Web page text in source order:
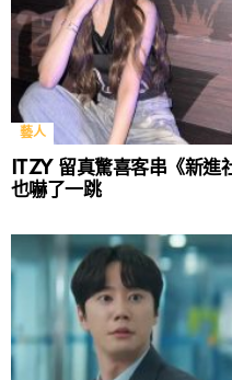
藝人
ITZY 留真驚喜客串《新進
也嚇了一跳